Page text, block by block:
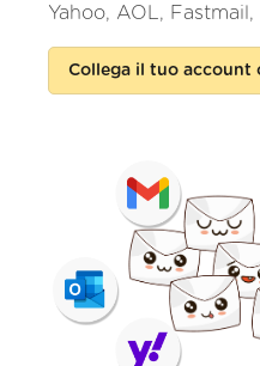
Yahoo, AOL,
Collega il tuo account